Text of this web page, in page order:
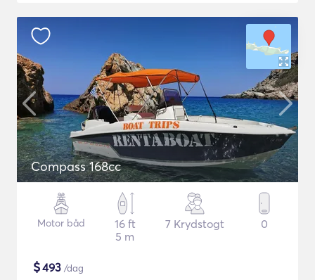
Compass 168cc
Motor båd
16 ft
5 m
7 Krydstogt 0
$493 /dag